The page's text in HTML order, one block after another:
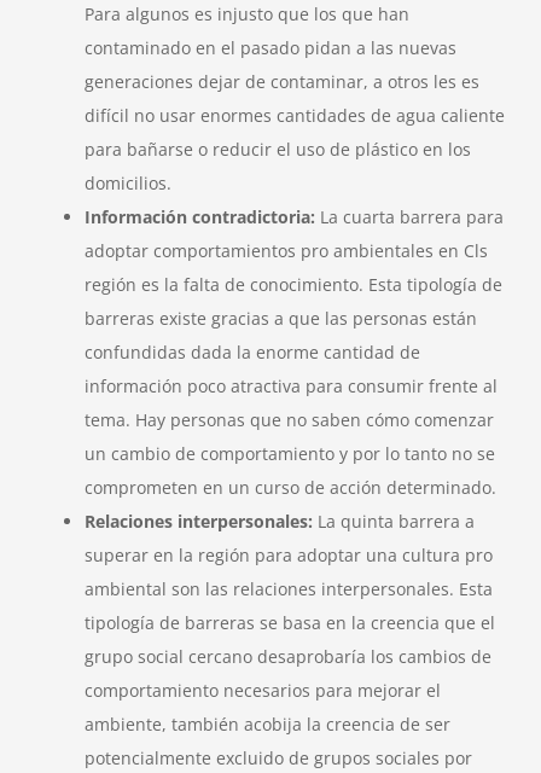
Para algunos es injusto que los que han
contaminado en el pasado pidan a las nuevas
generaciones dejar de contaminar, a otros les es
difícil no usar enormes cantidades de agua caliente
para bañarse o reducir el uso de plástico en los
domicilios.
Información contradictoria: La cuarta barrera para
adoptar comportamientos pro ambientales en Cls
región es la falta de conocimiento. Esta tipología de
barreras existe gracias a que las personas están
confundidas dada la enorme cantidad de
información poco atractiva para consumir frente al
tema. Hay personas que no saben cómo comenzar
un cambio de comportamiento y por lo tanto no se
comprometen en un curso de acción determinado.
Relaciones interpersonales: La quinta barrera a
superar en la región para adoptar una cultura pro
ambiental son las relaciones interpersonales. Esta
tipología de barreras se basa en la creencia que el
grupo social cercano desaprobaría los cambios de
comportamiento necesarios para mejorar el
ambiente, también acobija la creencia de ser
potencialmente excluido de grupos sociales por